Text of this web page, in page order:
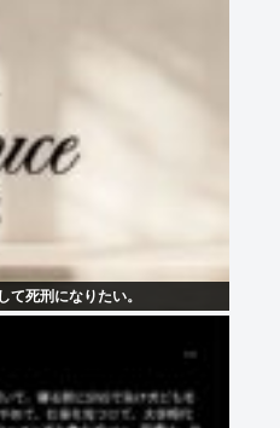
死刑になりたい。